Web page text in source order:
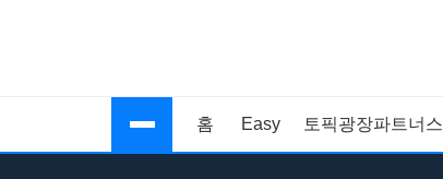
홈 Easy 토픽광장파트너스